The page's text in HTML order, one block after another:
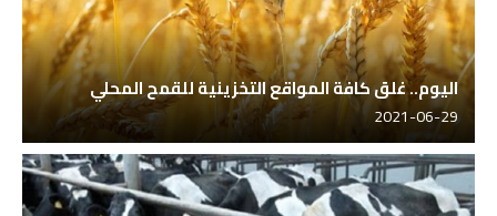
اليوم.. غلق كافة المواقع التخزينية للقمح المحلي
2021-06-29